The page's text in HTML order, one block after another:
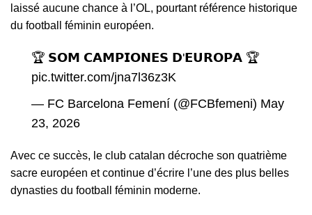
laissé aucune chance à l’OL, pourtant référence historique
du football féminin européen.
🏆 𝗦𝗢𝗠 𝗖𝗔𝗠𝗣𝗜𝗢𝗡𝗘𝗦 𝗗'𝗘𝗨𝗥𝗢𝗣𝗔 🏆
pic.twitter.com/jna7l36z3K
— FC Barcelona Femení (@FCBfemeni) May
23, 2026
Avec ce succès, le club catalan décroche son quatrième
sacre européen et continue d’écrire l’une des plus belles
dynasties du football féminin moderne.